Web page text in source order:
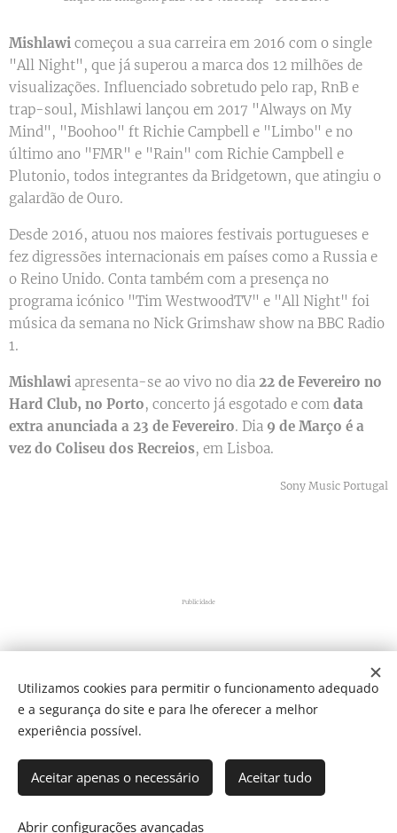
Mishlawi começou a sua carreira em 2016 com o single
"All Night", que já superou a marca dos 12 milhões de
visualizações. Influenciado sobretudo pelo rap, RnB e
trap-soul, Mishlawi lançou em 2017 "Always on My
Mind", "Boohoo" ft Richie Campbell e "Limbo" e no
último ano "FMR" e "Rain" com Richie Campbell e
Plutonio, todos integrantes da Bridgetown, que atingiu o
galardão de Ouro.
Desde 2016, atuou nos maiores festivais portugueses e
fez digressões internacionais em países como a Russia e
o Reino Unido. Conta também com a presença no
programa icónico "Tim WestwoodTV" e "All Night" foi
música da semana no Nick Grimshaw show na BBC Radio
1.
Mishlawi apresenta-se ao vivo no dia 22 de Fevereiro no
Hard Club, no Porto, concerto já esgotado e com data
extra anunciada a 23 de Fevereiro. Dia 9 de Março é a
vez do Coliseu dos Recreios, em Lisboa.
Sony Music Portugal
Publicidade
Share
Utilizamos cookies para permitir o funcionamento adequado
e a segurança do site e para lhe oferecer a melhor
experiência possível.
Aceitar apenas o necessário Aceitar tudo
Abrir configurações avançadas